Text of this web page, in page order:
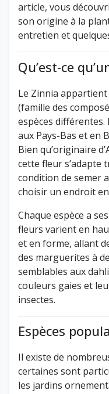
article, vous
son origine à la
entretien et
Qu’est-ce
Le Zinnia appartient
(famille des
espèces
aux Pays-Bas et en
Bien qu’originaire
cette fleur s’adapte
condition de semer
choisir un endroit
Chaque espèce a
fleurs varient en
et en forme, allant
des marguerites à
semblables aux
couleurs gaies et
insectes.
Espèces
Il existe de
certaines sont
les jardins